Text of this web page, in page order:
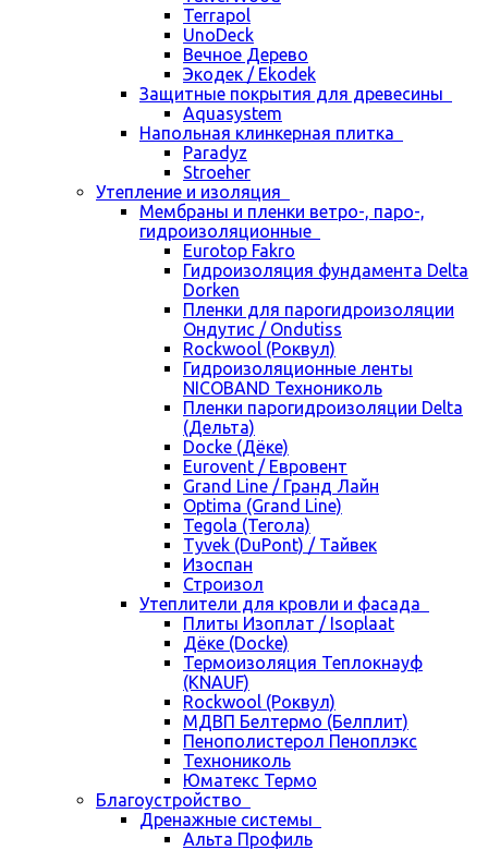
Terrapol
UnoDeck
Вечное Дерево
Экодек / Ekodek
Защитные покрытия для древесины
Aquasystem
Напольная клинкерная плитка
Paradyz
Stroeher
Утепление и изоляция
Мембраны и пленки ветро-, паро-,
гидроизоляционные
Eurotop Fakro
Гидроизоляция фундамента Delta
Dorken
Пленки для парогидроизоляции
Ондутис / Ondutiss
Rockwool (Роквул)
Гидроизоляционные ленты
NICOBAND Технониколь
Пленки парогидроизоляции Delta
(Дельта)
Docke (Дёке)
Eurovent / Евровент
Grand Line / Гранд Лайн
Optima (Grand Line)
Tegola (Тегола)
Tyvek (DuPont) / Тайвек
Изоспан
Строизол
Утеплители для кровли и фасада
Плиты Изоплат / Isoplaat
Дёке (Docke)
Термоизоляция Теплокнауф
(KNAUF)
Rockwool (Роквул)
МДВП Белтермо (Белплит)
Пенополистерол Пеноплэкс
Технониколь
Юматекс Термо
Благоустройство
Дренажные системы
Альта Профиль